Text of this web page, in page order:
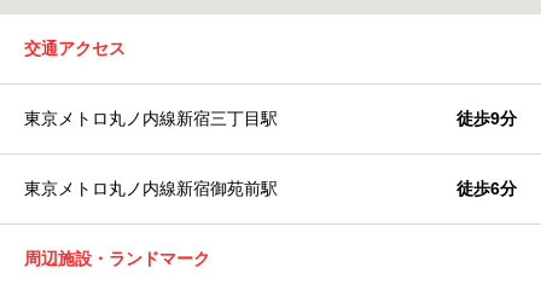
交通アクセス
東京メトロ丸ノ内線新宿三丁目駅 徒歩9分
東京メトロ丸ノ内線新宿御苑前駅 徒歩6分
周辺施設・ランドマーク